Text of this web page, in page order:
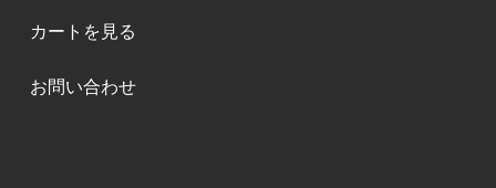
カートを見る
お問い合わせ